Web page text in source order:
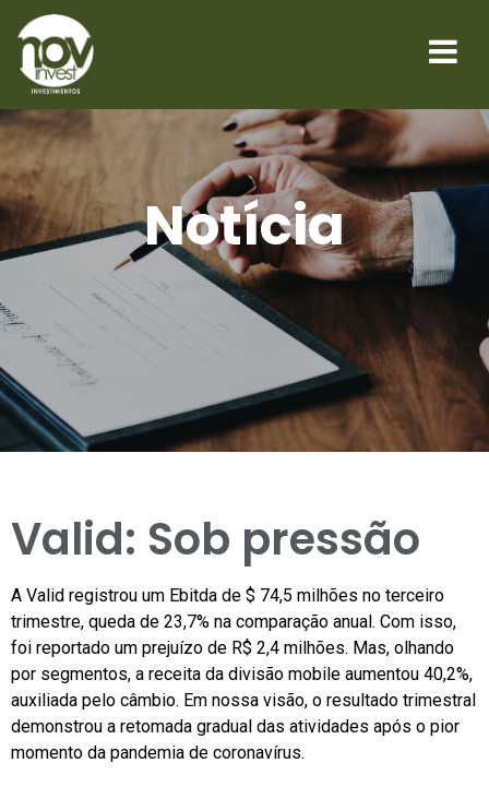
Notícia
Valid: Sob pressão
A Valid registrou um Ebitda de $ 74,5 milhões no terceiro
trimestre, queda de 23,7% na comparação anual. Com isso,
foi reportado um prejuízo de R$ 2,4 milhões. Mas, olhando
por segmentos, a receita da divisão mobile aumentou 40,2%,
auxiliada pelo câmbio. Em nossa visão, o resultado trimestral
demonstrou a retomada gradual das atividades após o pior
momento da pandemia de coronavírus.